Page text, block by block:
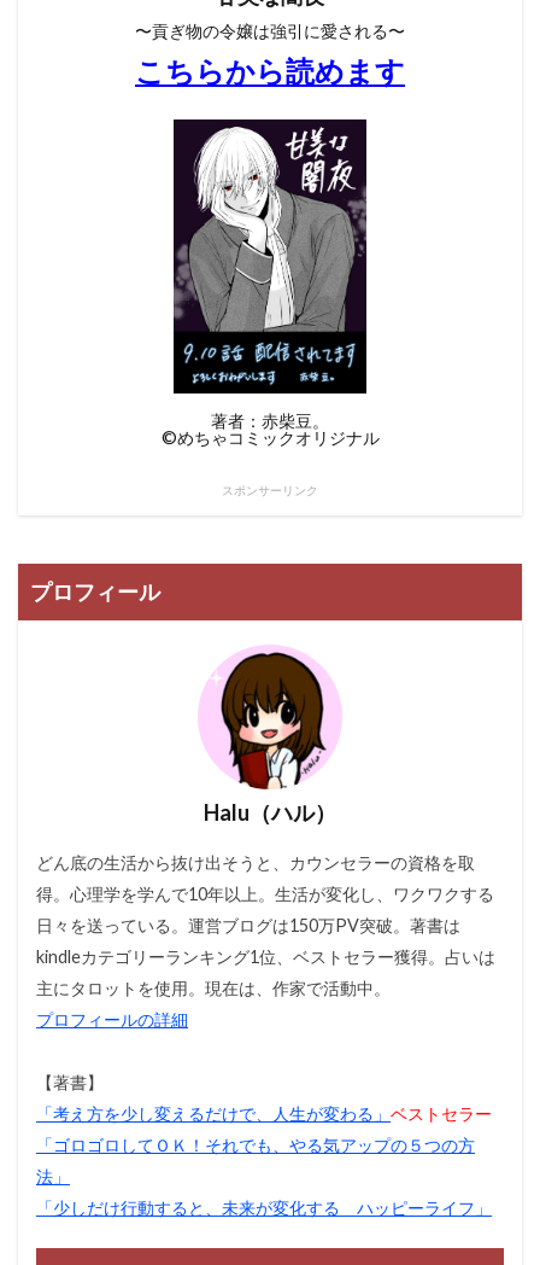
〜貢ぎ物の令嬢は強引に愛される〜
こちらから読めます
著者：赤柴豆。
©︎めちゃコミックオリジナル
スポンサーリンク
プロフィール
Halu（ハル）
どん底の生活から抜け出そうと、カウンセラーの資格を取
得。心理学を学んで10年以上。生活が変化し、ワクワクする
日々を送っている。運営ブログは150万PV突破。著書は
kindleカテゴリーランキング1位、ベストセラー獲得。占いは
主にタロットを使用。現在は、作家で活動中。
プロフィールの詳細
【著書】
「考え方を少し変えるだけで、人生が変わる」 ベストセラー
「ゴロゴロしてＯＫ！それでも、やる気アップの５つの方
法」
「少しだけ行動すると、未来が変化する ハッピーライフ」